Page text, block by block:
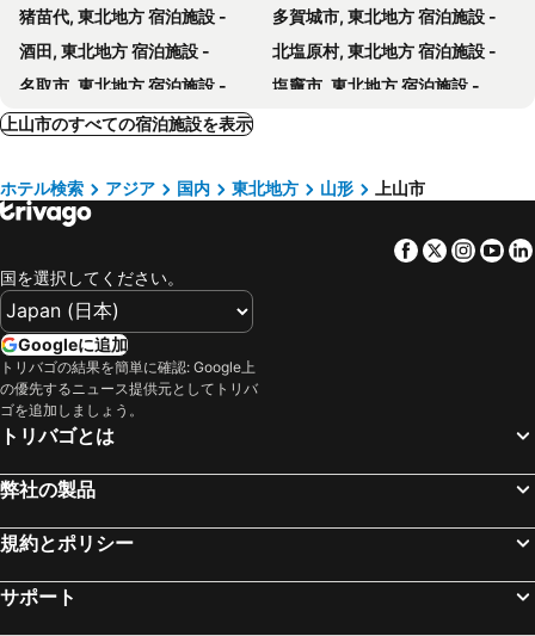
猪苗代, 東北地方 宿泊施設 -
多賀城市, 東北地方 宿泊施設 -
酒田, 東北地方 宿泊施設 -
北塩原村, 東北地方 宿泊施設 -
名取市, 東北地方 宿泊施設 -
塩竈市, 東北地方 宿泊施設 -
東松島市, 東北地方 宿泊施設 -
利府町, 東北地方 宿泊施設 -
栗原市, 東北地方 宿泊施設 -
大和町, 東北地方 宿泊施設 -
磐梯町, 東北地方 宿泊施設 -
青森, 東北地方 宿泊施設 -
弘前, 東北地方 宿泊施設 -
三沢, 東北地方 宿泊施設 -
むつ, 東北地方 宿泊施設 -
鹿角市, 東北地方 宿泊施設 -
札幌, 北海道 宿泊施設 -
京都, 近畿地方 宿泊施設 -
横浜, 関東地方 宿泊施設 -
上山市のすべての宿泊施設を表示
ホテル検索 アジア 国内 東北地方 山形 上山市
Facebook
Twitter
国を選択してください。
Googleに追加
トリバゴの結果を簡単に確認: Google上
の優先するニュース提供元としてトリバ
ゴを追加しましょう。
トリバゴとは
弊社の製品
規約とポリシー
サポート